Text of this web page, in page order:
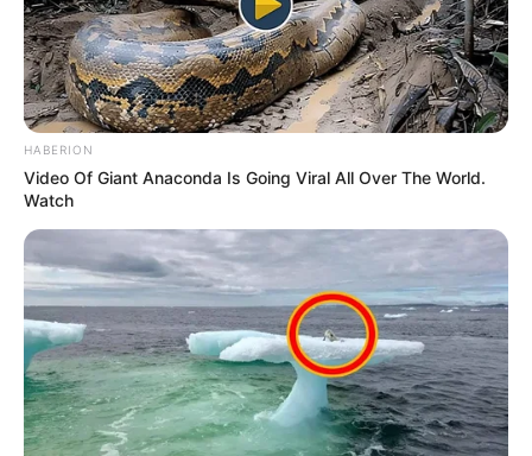
HABERION
Video Of Giant Anaconda Is Going Viral All Over The World.
Watch